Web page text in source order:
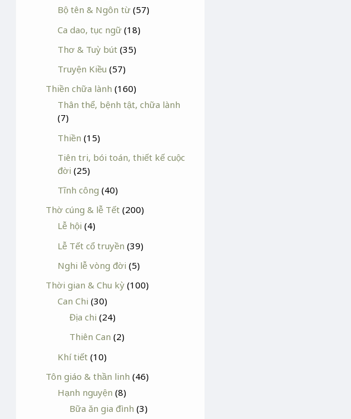
Bộ tên & Ngôn từ (57)
Ca dao, tục ngữ (18)
Thơ & Tuỳ bút (35)
Truyện Kiều (57)
Thiền chữa lành (160)
Thân thể, bệnh tật, chữa lành
(7)
Thiền (15)
Tiên tri, bói toán, thiết kế cuộc
đời (25)
Tĩnh công (40)
Thờ cúng & lễ Tết (200)
Lễ hội (4)
Lễ Tết cổ truyền (39)
Nghi lễ vòng đời (5)
Thời gian & Chu kỳ (100)
Can Chi (30)
Địa chi (24)
Thiên Can (2)
Khí tiết (10)
Tôn giáo & thần linh (46)
Hạnh nguyện (8)
Bữa ăn gia đình (3)